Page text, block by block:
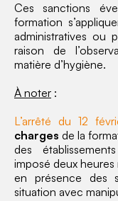
Ces sanctions
formation
administratives ou
raison de
matière d’hygiène.
À noter :
L’arrêté du 12
charges de la
des
imposé deux
en présence des
situation avec